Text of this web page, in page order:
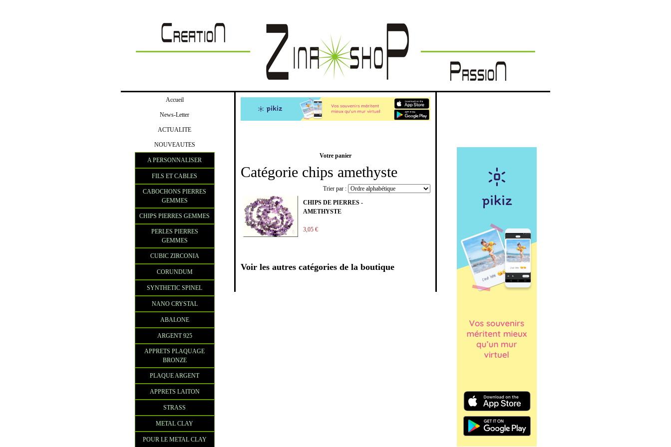
Accueil
News-Letter
ACTUALITE
NOUVEAUTES
A PERSONNALISER
FILS ET CABLES
CABOCHONS PIERRES
GEMMES
CHIPS PIERRES GEMMES
PERLES PIERRES
GEMMES
CUBIC ZIRCONIA
CORUNDUM
SYNTHETIC SPINEL
NANO CRYSTAL
ABALONE
ARGENT 925
APPRETS PLAQUAGE
BRONZE
PLAQUE ARGENT
APPRETS LAITON
STRASS
METAL CLAY
POUR LE METAL CLAY
Votre panier
Catégorie chips amethyste
Trier par :
CHIPS DE PIERRES -
AMETHYSTE
3,05 €
Voir les autres catégories de la boutique